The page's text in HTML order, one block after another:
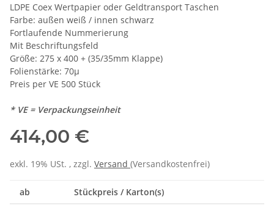
LDPE Coex Wertpapier oder Geldtransport Taschen
Farbe: außen weiß / innen schwarz
Fortlaufende Nummerierung
Mit Beschriftungsfeld
Größe: 275 x 400 + (35/35mm Klappe)
Folienstärke: 70µ
Preis per VE 500 Stück
* VE = Verpackungseinheit
414,00 €
exkl. 19% USt. , zzgl. Versand (Versandkostenfrei)
ab Stückpreis / Karton(s)